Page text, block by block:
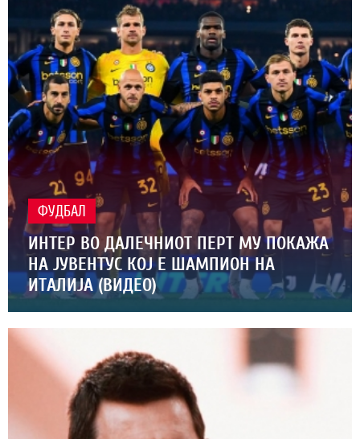
ФУДБАЛ
ИНТЕР ВО ДАЛЕЧНИОТ ПЕРТ МУ ПОКАЖА
НА ЈУВЕНТУС КОЈ Е ШАМПИОН НА
ИТАЛИЈА (ВИДЕО)